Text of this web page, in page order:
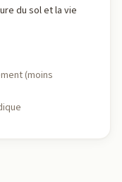
du sol et la vie
(moins